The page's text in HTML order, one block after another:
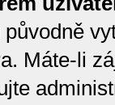
Máte-li